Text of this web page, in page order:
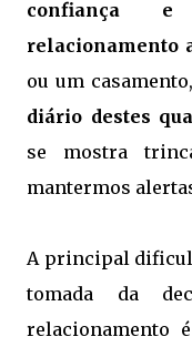
confiança
relacionamento
ou um casamento,
diário destes
se mostra
mantermos
A principal
tomada da
relacionamento é